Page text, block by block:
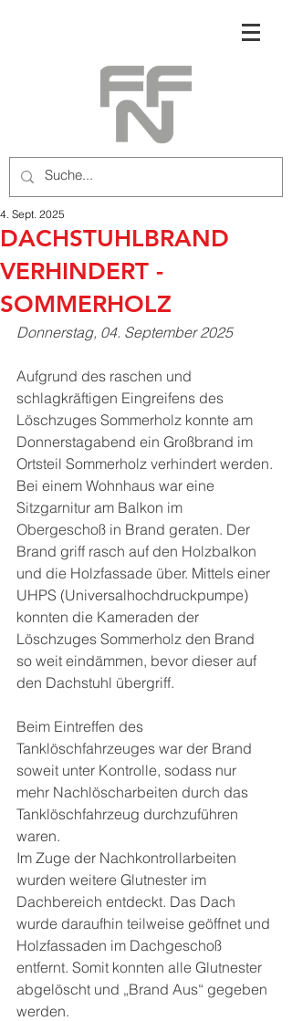
DACHSTUHLBRAND
VERHINDERT -
SOMMERHOLZ
4. Sept. 2025
Donnerstag, 04. September 2025
Aufgrund des raschen und
schlagkräftigen Eingreifens des
Löschzuges Sommerholz konnte am
Donnerstagabend ein Großbrand im
Ortsteil Sommerholz verhindert werden.
Bei einem Wohnhaus war eine
Sitzgarnitur am Balkon im
Obergeschoß in Brand geraten. Der
Brand griff rasch auf den Holzbalkon
und die Holzfassade über. Mittels einer
UHPS (Universalhochdruckpumpe)
konnten die Kameraden der
Löschzuges Sommerholz den Brand
so weit eindämmen, bevor dieser auf
den Dachstuhl übergriff.
Beim Eintreffen des
Tanklöschfahrzeuges war der Brand
soweit unter Kontrolle, sodass nur
mehr Nachlöscharbeiten durch das
Tanklöschfahrzeug durchzuführen
waren.
Im Zuge der Nachkontrollarbeiten
wurden weitere Glutnester im
Dachbereich entdeckt. Das Dach
wurde daraufhin teilweise geöffnet und
Holzfassaden im Dachgeschoß
entfernt. Somit konnten alle Glutnester
abgelöscht und „Brand Aus“ gegeben
werden.